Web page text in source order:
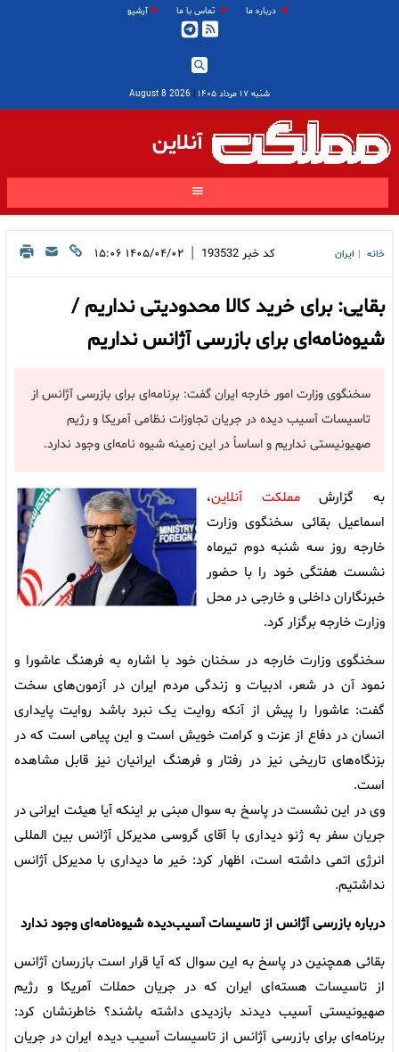
درباره ما تماس با ما آرشیو
شنبه ۱۷ مرداد ۱۴۰۵ |
2026 August 8
آنلاین
خانه ایران کد خبر 193532
| ۱۴۰۵/۰۴/۰۲ ۱۵:۰۶
بقایی: برای خرید کالا محدودیتی نداریم /
شیوه‌نامه‌ای برای بازرسی آژانس نداریم
سخنگوی وزارت امور خارجه ایران گفت: برنامه‌ای برای بازرسی آژانس از
تاسیسات آسیب دیده در جریان تجاوزات نظامی آمریکا و رژیم
صهیونیستی نداریم و اساساً در این زمینه شیوه نامه‌ای وجود ندارد.
به گزارشمملکت آنلاین،
اسماعیل بقائی سخنگوی وزارت
خارجه روز سه شنبه دوم تیرماه
نشست هفتگی خود را با حضور
خبرنگاران داخلی و خارجی در محل
وزارت خارجه برگزار کرد.
سخنگوی وزارت خارجه در سخنان خود با اشاره به فرهنگ عاشورا و
نمود آن در شعر، ادبیات و زندگی مردم ایران در آزمون‌های سخت
گفت: عاشورا را پیش از آنکه روایت یک نبرد باشد روایت پایداری
انسان در دفاع از عزت و کرامت خویش است و این پیامی است که در
بزنگاه‌های تاریخی نیز در رفتار و فرهنگ ایرانیان نیز قابل مشاهده
است.
وی در این نشست در پاسخ به سوال مبنی بر اینکه آیا هیئت ایرانی در
جریان سفر به ژنو دیداری با آقای گروسی مدیرکل آژانس بین المللی
انرژی اتمی داشته است، اظهار کرد: خیر ما دیداری با مدیرکل آژانس
نداشتیم.
درباره بازرسی آژانس از تاسیسات آسیب‌دیده شیوه‌نامه‌ای وجود ندارد
بقائی همچنین در پاسخ به این سوال که آیا قرار است بازرسان آژانس
از تاسیسات هسته‌ای ایران که در جریان حملات آمریکا و رژیم
صهیونیستی آسیب دیدند بازدیدی داشته باشند؟ خاطرنشان کرد:
برنامه‌ای برای بازرسی آژانس از تاسیسات آسیب دیده ایران در جریان